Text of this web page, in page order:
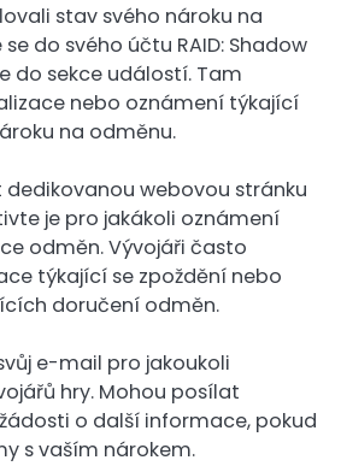
stav svého nároku na
do svého účtu RAID: Shadow
do sekce událostí. Tam
nebo oznámení týkající
na odměnu.
webovou stránku
je pro jakákoli oznámení
odměn. Vývojáři často
týkající se zpoždění nebo
doručení odměn.
e-mail pro jakoukoli
hry. Mohou posílat
o další informace, pokud
s vaším nárokem.